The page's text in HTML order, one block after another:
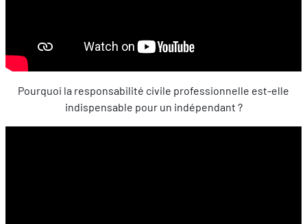
Pourquoi la responsabilité civile professionnelle est-elle
indispensable pour un indépendant ?